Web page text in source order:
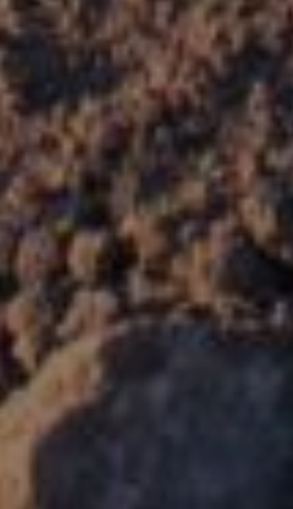
À
solution de location
TLTP l'Havéant est
faut! Située au coeur de la
propose un service de
qualité pour répondre à
de nettoyage.
de qualité en
nous mettons à votre
d'aspiratrices de marques
garantir des résultats
besoin d'une aspiratrice
ou professionnel, nous